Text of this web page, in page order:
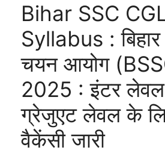
Bihar SSC
Syllabus : बिहार
चयन आयोग
2025 : इंटर
ग्रेजुएट लेवल के
वैकेंसी जारी